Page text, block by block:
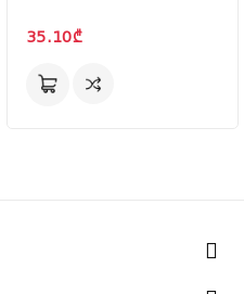
35.10₾